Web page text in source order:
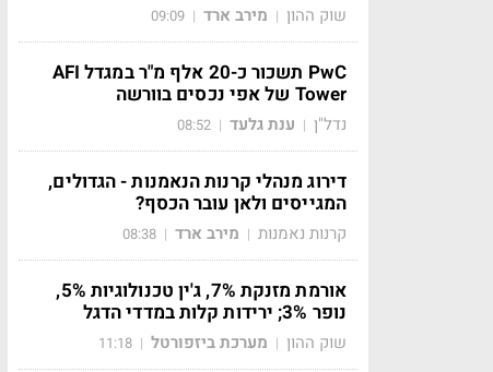
שוק ההון | מירב ארד |
09:09
PwC תשכור כ-20 אלף מ"ר במגדל AFI
Tower של אפי נכסים בוורשה
נדל"ן | ענת גלעד |
08:52
דירוג מנהלי קרנות הנאמנות - הגדולים,
המגייסים ולאן עובר הכסף?
קרנות נאמנות | מירב ארד |
08:38
אורמת מזנקת 7%, ג'ין טכנולוגיות 5%,
נופר 3%; ירידות קלות במדדי הדגל
שוק ההון | מערכת ביזפורטל |
11:18